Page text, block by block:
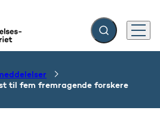
Fold søgefelt ud
Menu
til fem fremragende forskere